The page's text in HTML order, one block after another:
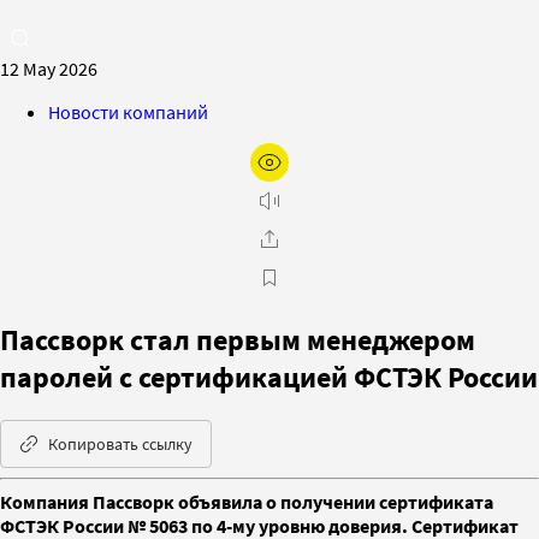
12 May 2026
Новости компаний
Пассворк стал первым менеджером
паролей c сертификацией ФСТЭК России
Копировать ссылку
Компания Пассворк объявила о получении сертификата
ФСТЭК России № 5063 по 4-му уровню доверия. Сертификат